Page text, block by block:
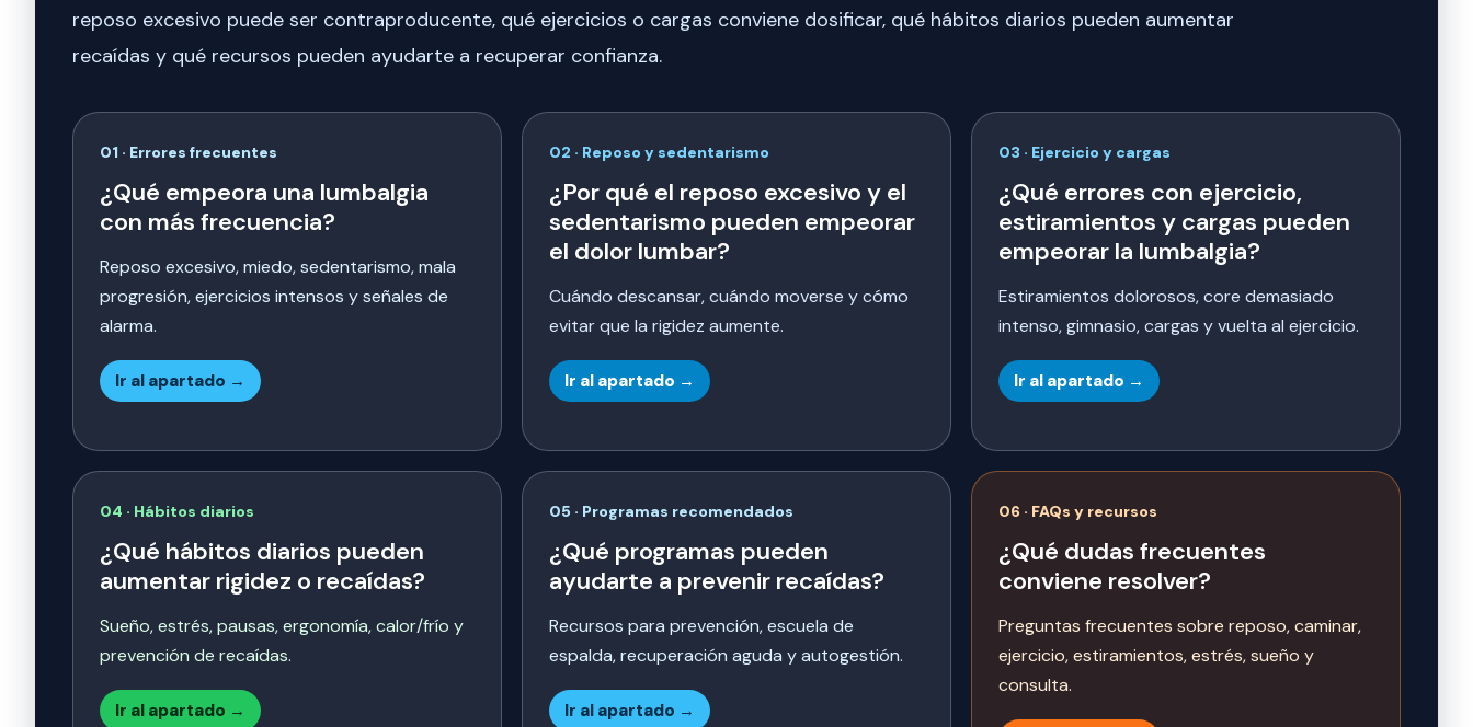
reposo excesivo puede ser contraproducente, qué ejercicios o cargas conviene dosificar, qué hábitos diarios pueden aumentar
recaídas y qué recursos pueden ayudarte a recuperar confianza.
01 · Errores frecuentes
¿Qué empeora una lumbalgia
con más frecuencia?
Reposo excesivo, miedo, sedentarismo, mala
progresión, ejercicios intensos y señales de
alarma.
Ir al apartado →
02 · Reposo y sedentarismo
¿Por qué el reposo excesivo y el
sedentarismo pueden empeorar
el dolor lumbar?
Cuándo descansar, cuándo moverse y cómo
evitar que la rigidez aumente.
Ir al apartado →
03 · Ejercicio y cargas
¿Qué errores con ejercicio,
estiramientos y cargas pueden
empeorar la lumbalgia?
Estiramientos dolorosos, core demasiado
intenso, gimnasio, cargas y vuelta al ejercicio.
Ir al apartado →
04 · Hábitos diarios
¿Qué hábitos diarios pueden
aumentar rigidez o recaídas?
Sueño, estrés, pausas, ergonomía, calor/frío y
prevención de recaídas.
Ir al apartado →
05 · Programas recomendados
¿Qué programas pueden
ayudarte a prevenir recaídas?
Recursos para prevención, escuela de
espalda, recuperación aguda y autogestión.
Ir al apartado →
06 · FAQs y recursos
¿Qué dudas frecuentes
conviene resolver?
Preguntas frecuentes sobre reposo, caminar,
ejercicio, estiramientos, estrés, sueño y
consulta.